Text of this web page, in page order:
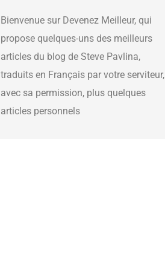
Bienvenue sur Devenez Meilleur, qui
propose quelques-uns des meilleurs
articles du blog de Steve Pavlina,
traduits en Français par votre serviteur,
avec sa permission, plus quelques
articles personnels